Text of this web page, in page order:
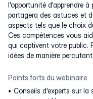
l'opportunité d'apprendre
partagera des astuces et
aspects tels que le choix
Ces compétences vous
qui captivent votre public.
idées de manière
Points forts du webinaire
Conseils d'experts sur la